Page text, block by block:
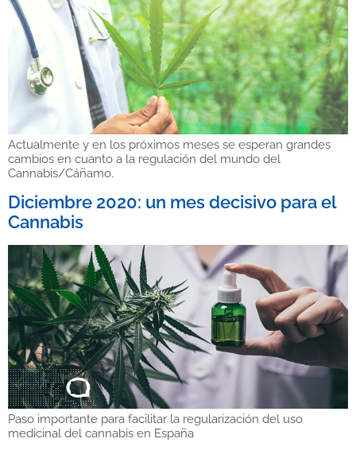
Actualmente y en los próximos meses se esperan grandes
cambios en cuanto a la regulación del mundo del
Cannabis/Cáñamo.
Diciembre 2020: un mes decisivo para el
Cannabis
Paso importante para facilitar la regularización del uso
medicinal del cannabis en España